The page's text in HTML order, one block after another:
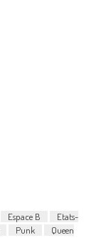
Espace B
Etats-
Punk
Queen